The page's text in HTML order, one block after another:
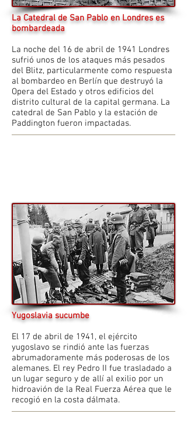
La Catedral de San Pablo en Londres es
bombardeada
La noche del 16 de abril de 1941 Londres
sufrió unos de los ataques más pesados
del Blitz, particularmente como respuesta
al bombardeo en Berlín que destruyó la
Opera del Estado y otros edificios del
distrito cultural de la capital germana. La
catedral de San Pablo y la estación de
Paddington fueron impactadas.
Yugoslavia sucumbe
El 17 de abril de 1941, el ejército
yugoslavo se rindió ante las fuerzas
abrumadoramente más poderosas de los
alemanes. El rey Pedro II fue trasladado a
un lugar seguro y de allí al exilio por un
hidroavión de la Real Fuerza Aérea que le
recogió en la costa dálmata.